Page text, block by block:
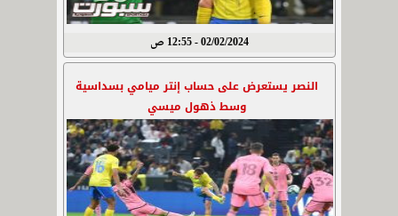
02/02/2024 - 12:55 ص
النصر يستعرض على حساب إنتر ميامي بسداسية
وسط ذهول ميسي